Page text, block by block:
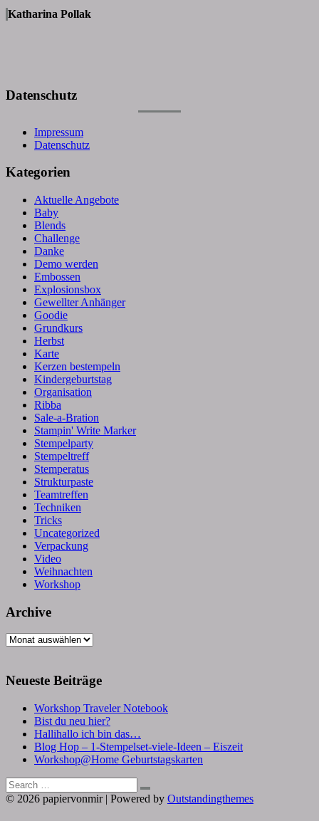
Katharina Pollak
Datenschutz
Impressum
Datenschutz
Kategorien
Aktuelle Angebote
Baby
Blends
Challenge
Danke
Demo werden
Embossen
Explosionsbox
Gewellter Anhänger
Goodie
Grundkurs
Herbst
Karte
Kerzen bestempeln
Kindergeburtstag
Organisation
Ribba
Sale-a-Bration
Stampin' Write Marker
Stempelparty
Stempeltreff
Stemperatus
Strukturpaste
Teamtreffen
Techniken
Tricks
Uncategorized
Verpackung
Video
Weihnachten
Workshop
Archive
Archive
Neueste Beiträge
Workshop Traveler Notebook
Bist du neu hier?
Hallihallo ich bin das…
Blog Hop – 1-Stempelset-viele-Ideen – Eiszeit
Workshop@Home Geburtstagskarten
Search
for:
Search
© 2026 papiervonmir | Powered by Outstandingthemes